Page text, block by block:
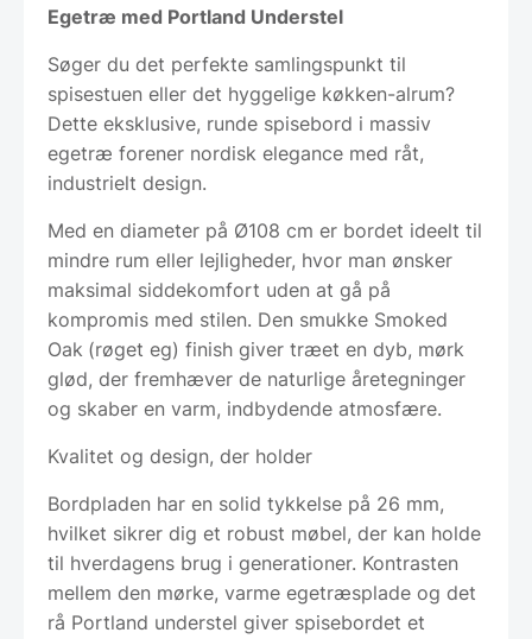
Egetræ med Portland Understel
Søger du det perfekte samlingspunkt til
spisestuen eller det hyggelige køkken-alrum?
Dette eksklusive, runde spisebord i massiv
egetræ forener nordisk elegance med råt,
industrielt design.
Med en diameter på Ø108 cm er bordet ideelt til
mindre rum eller lejligheder, hvor man ønsker
maksimal siddekomfort uden at gå på
kompromis med stilen. Den smukke Smoked
Oak (røget eg) finish giver træet en dyb, mørk
glød, der fremhæver de naturlige åretegninger
og skaber en varm, indbydende atmosfære.
Kvalitet og design, der holder
Bordpladen har en solid tykkelse på 26 mm,
hvilket sikrer dig et robust møbel, der kan holde
til hverdagens brug i generationer. Kontrasten
mellem den mørke, varme egetræsplade og det
rå Portland understel giver spisebordet et